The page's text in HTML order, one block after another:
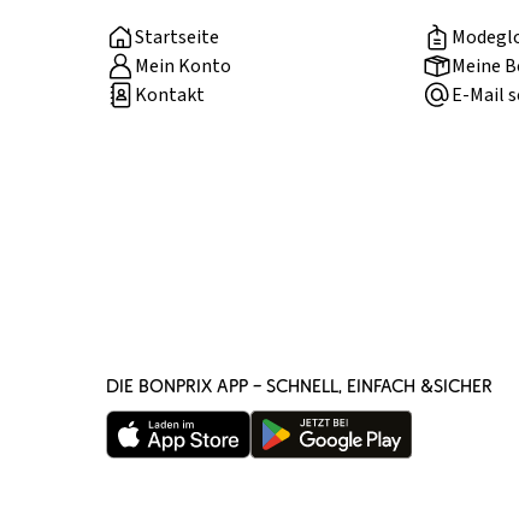
Startseite
Mein Konto
Meine
Kontakt
E-Mail
DIE BONPRIX APP – SCHNELL, EINFACH &SICHER